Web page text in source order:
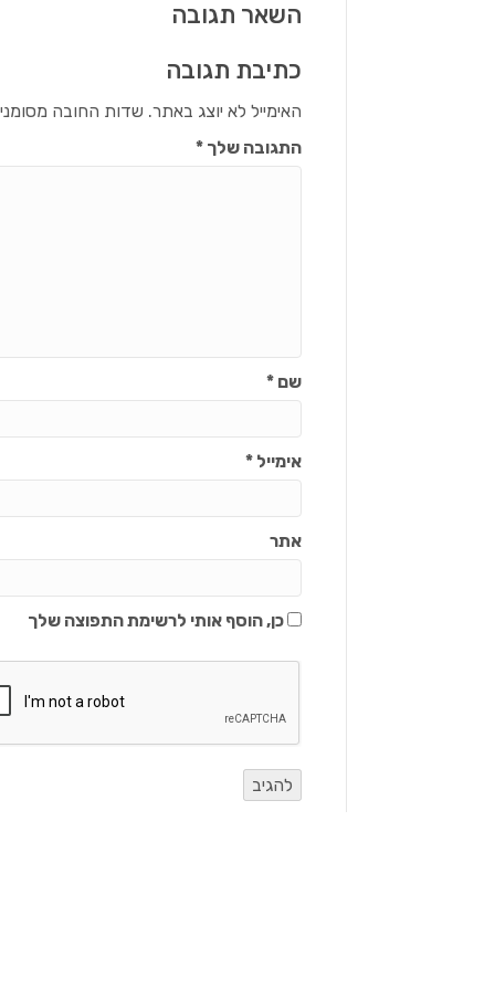
השאר תגובה
כתיבת תגובה
האימייל לא יוצג באתר. שדות החובה
התגובה שלך*
שם*
אימייל*
אתר
כן, הוסף אותי לרשימת התפוצה שלך